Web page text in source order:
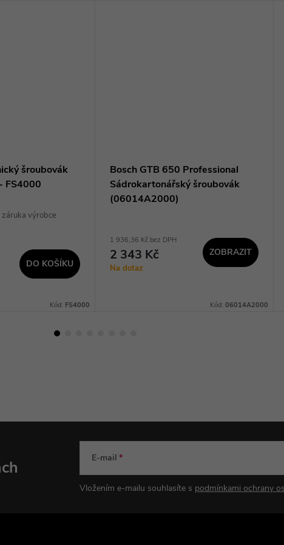
šroubovák
FS4000
výrobce
DO KOŠÍKU
Kód: FS4000
Bosch GTB 650 Professional
Sádrokartonářský šroubovák
(06014A2000)
1 936,36 Kč bez DPH
2 343 Kč
Na dotaz
ZOBRAZIT
Kód: 06014A2000
E-mail
Vložením e-mailu souhlasíte s podmínkami ochrany